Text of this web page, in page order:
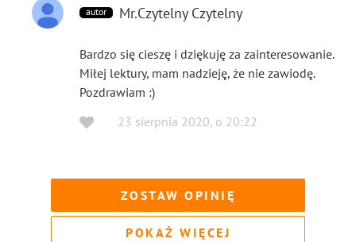
autor Mr.Czytelny Czytelny
Bardzo się cieszę i dziękuję za zainteresowanie.
Miłej lektury, mam nadzieję, że nie zawiodę.
Pozdrawiam :)
23 sierpnia 2020, o 20:22
ZOSTAW OPINIĘ
POKAŻ WIĘCEJ